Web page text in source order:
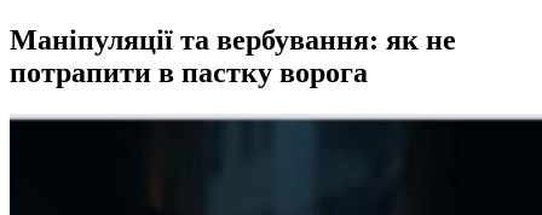
Маніпуляції та вербування: як не
потрапити в пастку ворога